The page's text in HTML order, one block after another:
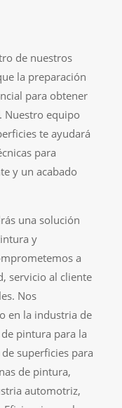
de nuestros
la preparación
para obtener
Nuestro equipo
te ayudará
para
y un acabado
una solución
y
a
servicio al cliente
Nos
en la industria de
pintura para la
superficies para
de pintura,
automotriz,